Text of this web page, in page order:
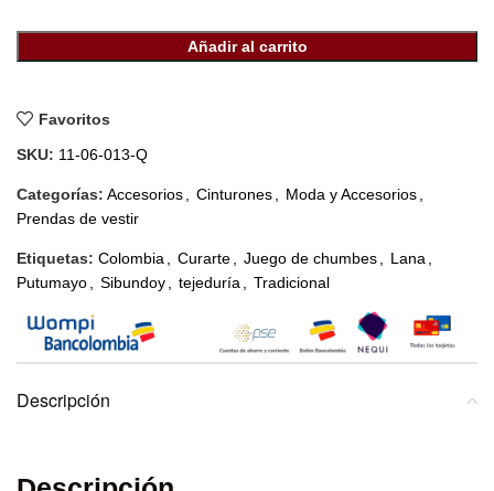
Añadir al carrito
Favoritos
SKU: 11-06-013-Q
Categorías: Accesorios Cinturones Moda y Accesorios
Prendas de vestir
Etiquetas: Colombia Curarte Juego de chumbes Lana
Putumayo
Sibundoy tejeduría Tradicional
Descripción